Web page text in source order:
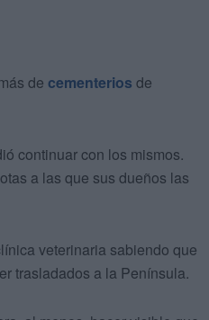
de cementerios de
continuar con los mismos.
a las que sus dueños las
veterinaria sabiendo que
trasladados a la Península.